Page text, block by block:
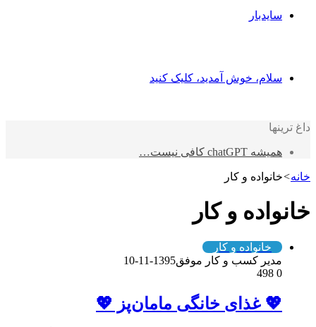
سایدبار
سلام، خوش آمدید، کلیک کنید
داغ ترینها
همیشه chatGPT کافی نیست…
خانه>خانواده و کار
خانواده و کار
خانواده و کار
مدیر کسب و کار موفق1395-11-10
0
💖 غذای خانگی مامان‌پز 💖